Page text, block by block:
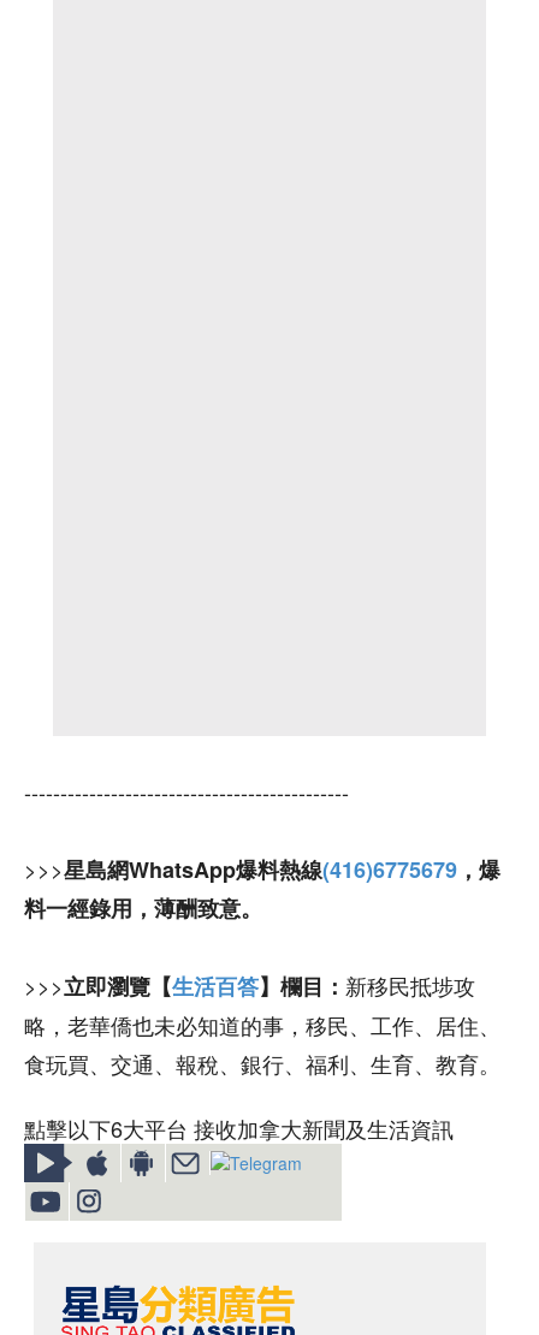
---------------------------------------------
>>>星島網WhatsApp爆料熱線(416)6775679 ，爆
料一經錄用，薄酬致意。
>>>立即瀏覽【生活百答】欄目： 新移民抵埗攻
略，老華僑也未必知道的事，移民、工作、居住、
食玩買、交通、報稅、銀行、福利、生育、教育。
點擊以下6大平台 接收加拿大新聞及生活資訊